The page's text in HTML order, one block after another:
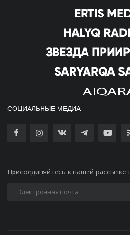
СОЦИАЛЬНЫЕ МЕДИА
Присоединяйтесь к нашей рассылке